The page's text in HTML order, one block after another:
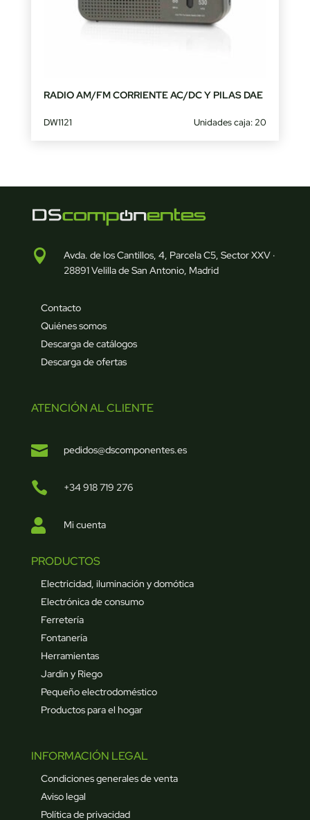
RADIO AM/FM CORRIENTE AC/DC Y PILAS DAE
DW1121 Unidades caja: 20

Avda. de los Cantillos, 4, Parcela C5, Sector XXV ·
28891 Velilla de San Antonio, Madrid
Contacto
Quiénes somos
Descarga de catálogos
Descarga de ofertas
ATENCIÓN AL CLIENTE
 pedidos@dscomponentes.es
 +34 918 719 276
 Mi cuenta
PRODUCTOS
Electricidad, iluminación y domótica
Electrónica de consumo
Ferretería
Fontanería
Herramientas
Jardín y Riego
Pequeño electrodoméstico
Productos para el hogar
INFORMACIÓN LEGAL
Condiciones generales de venta
Aviso legal
Política de privacidad